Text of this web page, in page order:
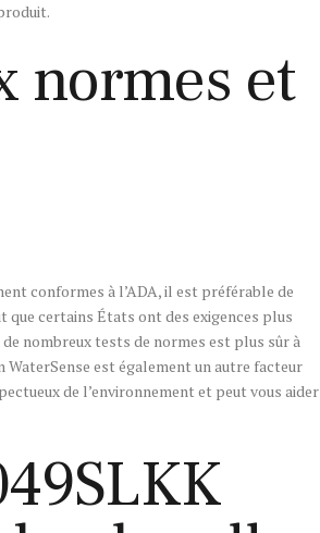
normes et
conformes à l’ADA, il est préférable de
certains États ont des exigences plus
nombreux tests de normes est plus sûr à
est également un autre facteur
de l’environnement et peut vous aider